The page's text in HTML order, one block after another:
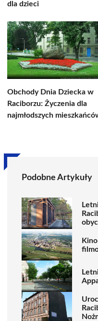
dla dzieci
Obchody Dnia Dziecka w
Raciborzu: Życzenia dla
najmłodszych
Podobne Artykuły